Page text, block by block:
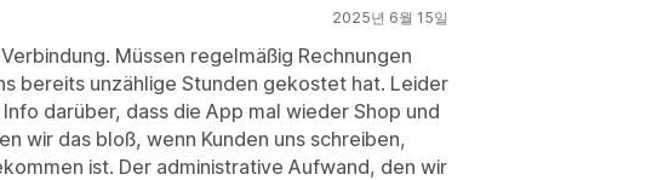
2025년 6월 15일
Müssen regelmäßig Rechnungen
bereits unzählige Stunden gekostet hat. Leider
darüber, dass die App mal wieder Shop und
wir das bloß, wenn Kunden uns schreiben,
ist. Der administrative Aufwand, den wir